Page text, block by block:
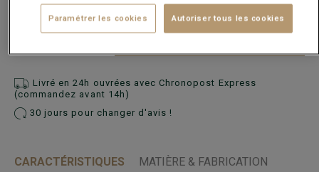
+ AJOUTER AU PANIER
Livré en 24h ouvrées avec Chronopost Express
(commandez avant 14h)
30 jours pour changer d'avis !
CARACTÉRISTIQUES MATIÈRE & FABRICATION
Paramétrer les cookies Autoriser tous les cookies